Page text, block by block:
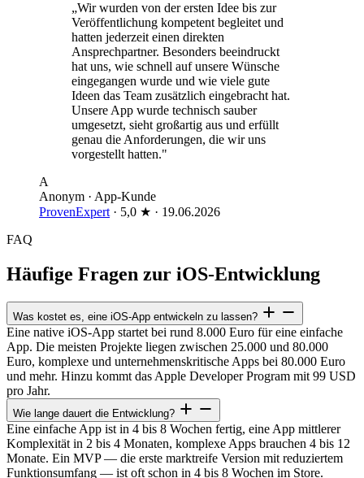
„Wir wurden von der ersten Idee bis zur
Veröffentlichung kompetent begleitet und
hatten jederzeit einen direkten
Ansprechpartner. Besonders beeindruckt
hat uns, wie schnell auf unsere Wünsche
eingegangen wurde und wie viele gute
Ideen das Team zusätzlich eingebracht hat.
Unsere App wurde technisch sauber
umgesetzt, sieht großartig aus und erfüllt
genau die Anforderungen, die wir uns
vorgestellt hatten."
A
Anonym · App-Kunde
ProvenExpert · 5,0 ★ · 19.06.2026
FAQ
Häufige Fragen zur iOS-Entwicklung
Was kostet es, eine iOS-App entwickeln zu lassen?
Eine native iOS-App startet bei rund 8.000 Euro für eine einfache
App. Die meisten Projekte liegen zwischen 25.000 und 80.000
Euro, komplexe und unternehmenskritische Apps bei 80.000 Euro
und mehr. Hinzu kommt das Apple Developer Program mit 99 USD
pro Jahr.
Wie lange dauert die Entwicklung?
Eine einfache App ist in 4 bis 8 Wochen fertig, eine App mittlerer
Komplexität in 2 bis 4 Monaten, komplexe Apps brauchen 4 bis 12
Monate. Ein MVP — die erste marktreife Version mit reduziertem
Funktionsumfang — ist oft schon in 4 bis 8 Wochen im Store.